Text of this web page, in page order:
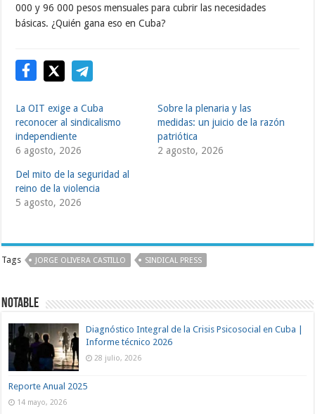
000 y 96 000 pesos mensuales para cubrir las necesidades
básicas. ¿Quién gana eso en Cuba?
La OIT exige a Cuba
reconocer al sindicalismo
independiente
6 agosto, 2026
Sobre la plenaria y las
medidas: un juicio de la razón
patriótica
2 agosto, 2026
Del mito de la seguridad al
reino de la violencia
5 agosto, 2026
Tags JORGE OLIVERA CASTILLO SINDICAL PRESS
Notable
Diagnóstico Integral de la Crisis Psicosocial en Cuba |
Informe técnico 2026
28 julio, 2026
Reporte Anual 2025
14 mayo, 2026